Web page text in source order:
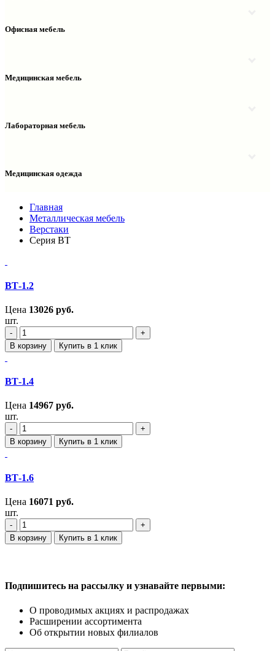
Офисная мебель
Надстройки
Столы рабочие
Шкафы колонки
Медицинская мебель
Шкафы колонки медицинские
Лабораторная мебель
Тумбы мойки лабораторные
Медицинская одежда
Главная
Металлическая мебель
Верстаки
Серия ВТ
ВТ-1.2
Цена 13026 руб.
шт.
‐
+
В корзину
Купить в 1 клик
ВТ-1.4
Цена 14967 руб.
шт.
‐
+
В корзину
Купить в 1 клик
ВТ-1.6
Цена 16071 руб.
шт.
‐
+
В корзину
Купить в 1 клик
Подпишитесь на рассылку и узнавайте первыми:
О проводимых акциях и распродажах
Расширении ассортимента
Об открытии новых филиалов